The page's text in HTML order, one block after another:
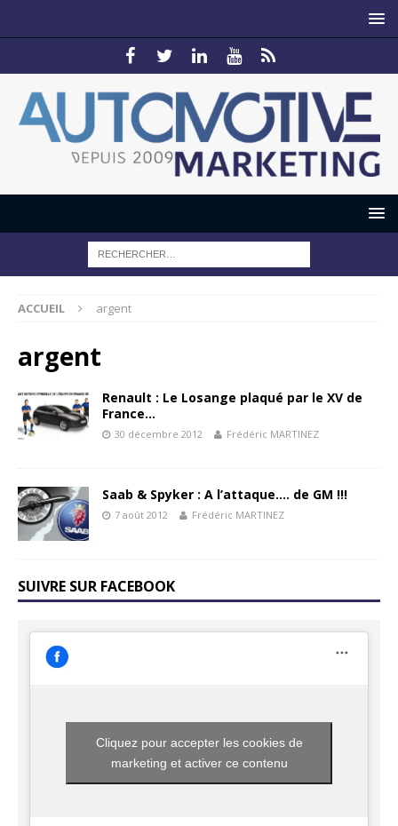
ACCUEIL argent
argent
Renault : Le Losange plaqué par le XV de
France…
30 décembre 2012 Frédéric MARTINEZ
Saab & Spyker : A l’attaque…. de GM !!!
7 août 2012 Frédéric MARTINEZ
SUIVRE SUR FACEBOOK
Cliquez pour accepter les cookies de
marketing et activer ce contenu